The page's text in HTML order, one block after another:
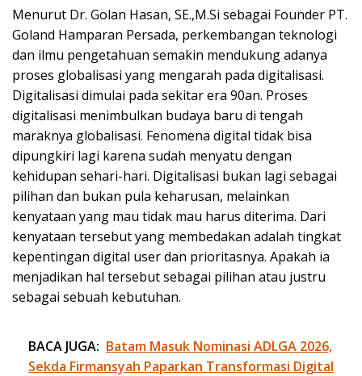
Menurut Dr. Golan Hasan, SE.,M.Si sebagai Founder PT.
Goland Hamparan Persada, perkembangan teknologi
dan ilmu pengetahuan semakin mendukung adanya
proses globalisasi yang mengarah pada digitalisasi.
Digitalisasi dimulai pada sekitar era 90an. Proses
digitalisasi menimbulkan budaya baru di tengah
maraknya globalisasi. Fenomena digital tidak bisa
dipungkiri lagi karena sudah menyatu dengan
kehidupan sehari-hari. Digitalisasi bukan lagi sebagai
pilihan dan bukan pula keharusan, melainkan
kenyataan yang mau tidak mau harus diterima. Dari
kenyataan tersebut yang membedakan adalah tingkat
kepentingan digital user dan prioritasnya. Apakah ia
menjadikan hal tersebut sebagai pilihan atau justru
sebagai sebuah kebutuhan.
BACA JUGA: Batam Masuk Nominasi ADLGA 2026,
Sekda Firmansyah Paparkan Transformasi Digital